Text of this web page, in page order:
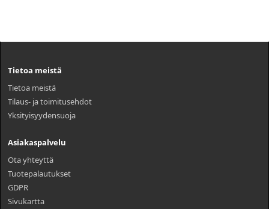
Tietoa meistä
Tietoa meistä
Tilaus- ja toimitusehdot
Yksityisyydensuoja
Asiakaspalvelu
Ota yhteyttä
Tuotepalautukset
GDPR
Sivukartta